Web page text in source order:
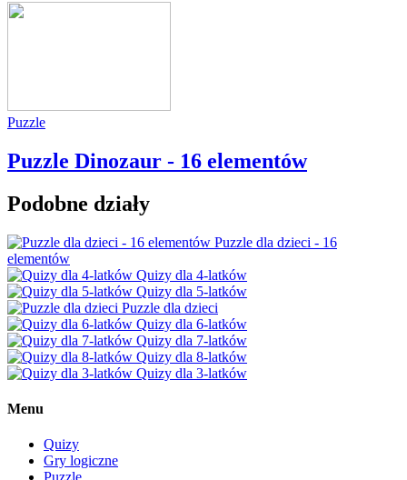
Puzzle
Puzzle Dinozaur - 16 elementów
Podobne działy
Puzzle dla dzieci - 16
elementów
Quizy dla 4-latków
Quizy dla 5-latków
Puzzle dla dzieci
Quizy dla 6-latków
Quizy dla 7-latków
Quizy dla 8-latków
Quizy dla 3-latków
Menu
Quizy
Gry logiczne